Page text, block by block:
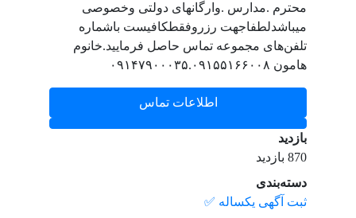
محترم .مدارس .وارگانهای دولتی وخصوصی
میباشدلطفاجهت رزروفقطکافیست باشماره
تلفن‌های مجموعه تماس حاصل فرمایید.خانوم
اطلاعات تماس
دسته‌بندی
ثبت آگهی یکساله ✅